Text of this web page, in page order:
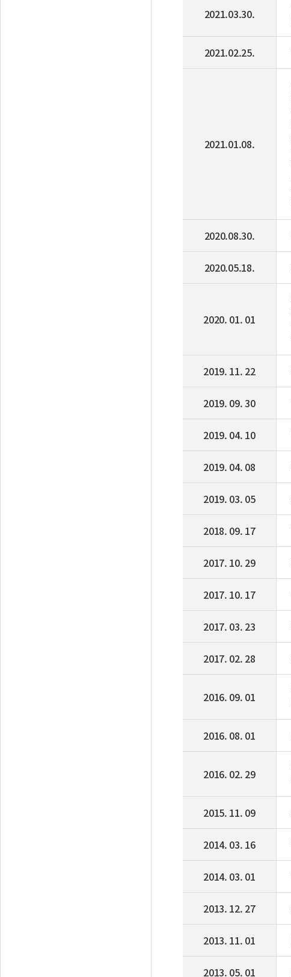
2021.03.30.
2021.02.25.
2021.01.08.
2020.08.30.
2020.05.18.
2020. 01. 01
2019. 11. 22
2019. 09. 30
2019. 04. 10
2019. 04. 08
2019. 03. 05
2018. 09. 17
2017. 10. 29
2017. 10. 17
2017. 03. 23
2017. 02. 28
2016. 09. 01
2016. 08. 01
2016. 02. 29
2015. 11. 09
2014. 03. 16
2014. 03. 01
2013. 12. 27
2013. 11. 01
2013. 05. 01